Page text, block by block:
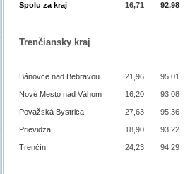
Spolu za kraj 16,71 92,98
Trenčiansky kraj
Bánovce nad Bebravou 21,96 95,01
Nové Mesto nad Váhom 16,20 93,08
Považská Bystrica 27,63 95,36
Prievidza 18,90 93,22
Trenčín 24,23 94,29